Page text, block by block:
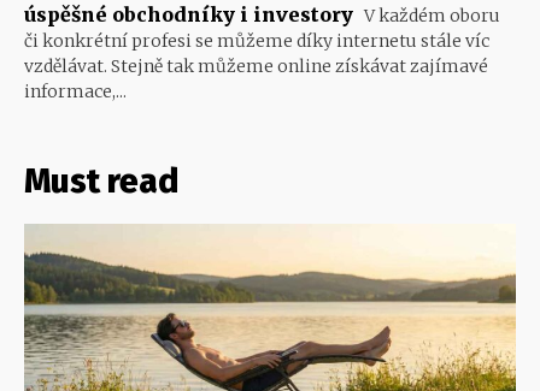
úspěšné obchodníky i investory V každém oboru
či konkrétní profesi se můžeme díky internetu stále víc
vzdělávat. Stejně tak můžeme online získávat zajímavé
informace,...
Must read